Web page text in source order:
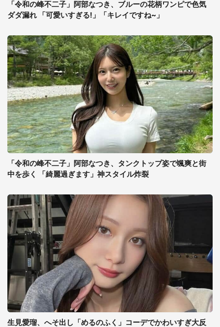
「令和の峰不二子」阿部なつき、ブルーの花柄ワンピで色気
ダダ漏れ 「可愛いすぎる!」「キレイですね~」
「令和の峰不二子」阿部なつき、タンクトップ姿で颯爽と街
中を歩く 「綺麗過ぎます」神スタイル炸裂
生見愛瑠、へそ出し「めるのふく」コーデでかわいすぎ大反